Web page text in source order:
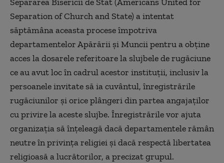
Separation of Church and State) a intentat
săptămâna aceasta procese împotriva
departamentelor Apărării și Muncii pentru a obține
acces la dosarele referitoare la slujbele de rugăciune
ce au avut loc în cadrul acestor instituții, inclusiv la
persoanele invitate să ia cuvântul, înregistrările
rugăciunilor și orice plângeri din partea angajaților
cu privire la aceste slujbe. Înregistrările vor ajuta
organizația să înțeleagă dacă departamentele rămân
neutre în privința religiei și dacă respectă libertatea
religioasă a lucrătorilor, a precizat grupul.